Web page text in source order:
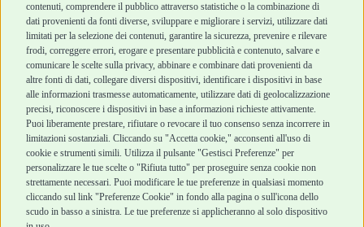
contenuti, comprendere il pubblico attraverso statistiche o la combinazione di
dati provenienti da fonti diverse, sviluppare e migliorare i servizi, utilizzare dati
limitati per la selezione dei contenuti, garantire la sicurezza, prevenire e rilevare
frodi, correggere errori, erogare e presentare pubblicità e contenuto, salvare e
comunicare le scelte sulla privacy, abbinare e combinare dati provenienti da
altre fonti di dati, collegare diversi dispositivi, identificare i dispositivi in base
alle informazioni trasmesse automaticamente, utilizzare dati di geolocalizzazione
precisi, riconoscere i dispositivi in base a informazioni richieste attivamente.
Puoi liberamente prestare, rifiutare o revocare il tuo consenso senza incorrere in
limitazioni sostanziali. Cliccando su "Accetta cookie," acconsenti all'uso di
cookie e strumenti simili. Utilizza il pulsante "Gestisci Preferenze" per
personalizzare le tue scelte o "Rifiuta tutto" per proseguire senza cookie non
strettamente necessari. Puoi modificare le tue preferenze in qualsiasi momento
cliccando sul link "Preferenze Cookie" in fondo alla pagina o sull'icona dello
scudo in basso a sinistra. Le tue preferenze si applicheranno al solo dispositivo
Marchi
Blog
Assistenza Robinson
Pet Shop
Offerte
Promozioni
Recensioni Feedaty
Cashback
Metodi di
pagamento
Recesso e Reso
Spedizioni
Robinson Pet Shop S.r.l.
Via V. Giovanni Schiaparelli, 21 – 47122 Forlì (FC)
P.iva 04095130409 | REA: FO 329541
info@robinsonpetshop.it | Tel. 0543 096850